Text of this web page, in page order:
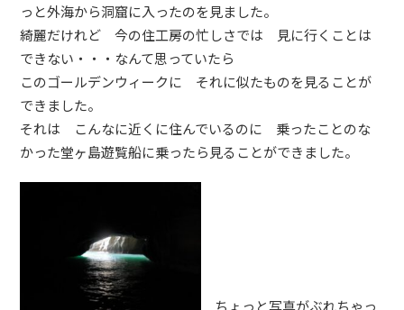
っと外海から洞窟に入ったのを見ました。
綺麗だけれど 今の住工房の忙しさでは 見に行くことは
できない・・・なんて思っていたら
このゴールデンウィークに それに似たものを見ることが
できました。
それは こんなに近くに住んでいるのに 乗ったことのな
かった堂ヶ島遊覧船に乗ったら見ることができました。
ちょっと写真がぶれちゃっ